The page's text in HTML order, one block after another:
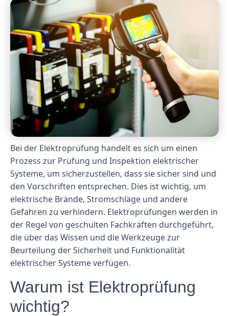
Bei der Elektroprüfung handelt es sich um einen
Prozess zur Prüfung und Inspektion elektrischer
Systeme, um sicherzustellen, dass sie sicher sind und
den Vorschriften entsprechen. Dies ist wichtig, um
elektrische Brände, Stromschläge und andere
Gefahren zu verhindern. Elektroprüfungen werden in
der Regel von geschulten Fachkräften durchgeführt,
die über das Wissen und die Werkzeuge zur
Beurteilung der Sicherheit und Funktionalität
elektrischer Systeme verfügen.
Warum ist Elektroprüfung
wichtig?